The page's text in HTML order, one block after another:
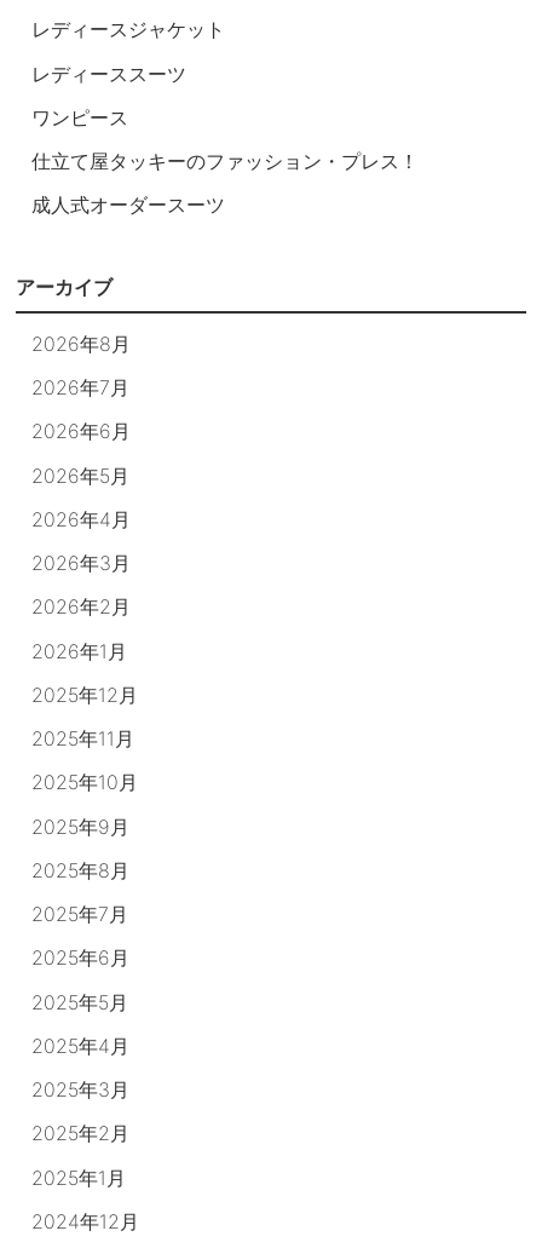
レディースジャケット
レディーススーツ
ワンピース
仕立て屋タッキーのファッション・プレス！
成人式オーダースーツ
アーカイブ
2026年8月
2026年7月
2026年6月
2026年5月
2026年4月
2026年3月
2026年2月
2026年1月
2025年12月
2025年11月
2025年10月
2025年9月
2025年8月
2025年7月
2025年6月
2025年5月
2025年4月
2025年3月
2025年2月
2025年1月
2024年12月